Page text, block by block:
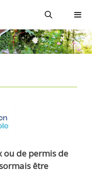
ou de permis de
être